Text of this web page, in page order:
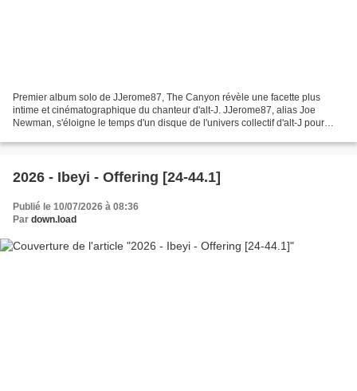
Premier album solo de JJerome87, The Canyon révèle une facette plus
intime et cinématographique du chanteur d'alt-J. JJerome87, alias Joe
Newman, s'éloigne le temps d'un disque de l'univers collectif d'alt-J pour
2026 - Ibeyi - Offering [24-44.1]
Publié le 10/07/2026 à 08:36
Par down.load